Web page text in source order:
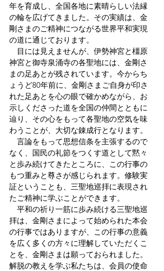
年を育成し、全国各地に素晴らしい法縁
の輪を広げてきました。その実績は、金
剛さまのご精神につながる世界平和実現
の道に通じております。
目には見えませんが、伊勢神宮と橿原
神宮と御寺泉涌寺の各聖地には、金剛さ
まの足あとが残されています。今からち
ょうど80年前に、金剛さまご自身が印さ
れた足あとを心の眼で確かめながら、お
示しくださった道を全国の仲間とともに
辿り、その心をもって各聖地の空気を味
わうことが、大切な錬成行となります。
言論をもって思想信条を主張するので
なく、国民の礼節をつくす道として黙々
と歩み続けてきたところに、この行事の
もつ重みと尊さが感じられます。修験実
証ということも、三聖地巡拝に表現され
たご精神に学ぶことができます。
平和の祈り一筋に歩み続ける三聖地巡
拝は、金剛さまによって始められた本会
の行事ではありますが、この行事の意義
を広く多くの方々に理解していただくこ
とを、金剛さまは願っておられました。
解脱の教えを学ぶ私たちは、会員の使命